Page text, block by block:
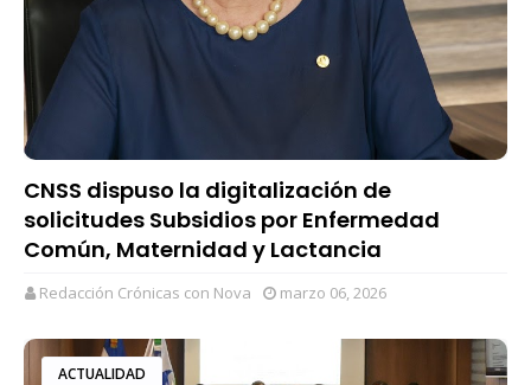
CNSS dispuso la digitalización de
solicitudes Subsidios por Enfermedad
Común, Maternidad y Lactancia
Redacción Crónicas con Nova marzo 06, 2026
ACTUALIDAD